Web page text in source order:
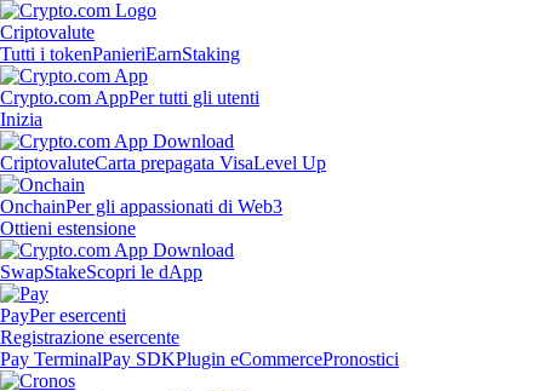
Criptovalute
Tutti i tokenPanieriEarnStaking
Crypto.com AppPer tutti gli utenti
Inizia
CriptovaluteCarta prepagata VisaLevel Up
OnchainPer gli appassionati di Web3
Ottieni estensione
SwapStakeScopri le dApp
PayPer esercenti
Registrazione esercente
Pay TerminalPay SDKPlugin eCommercePronostici